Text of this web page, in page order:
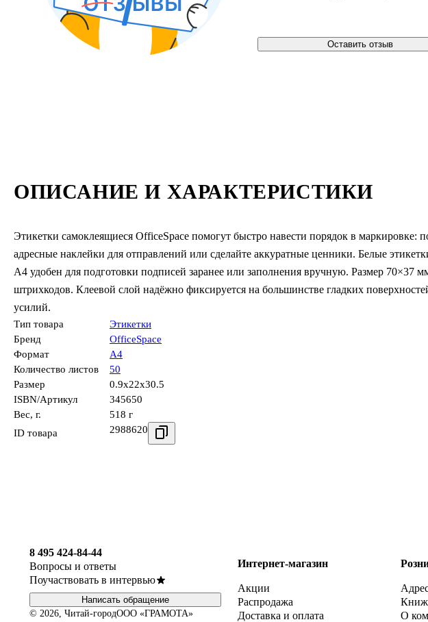
ОПИСАНИЕ И ХАРАКТЕРИСТИКИ
Этикетки самоклеящиеся OfficeSpace помогут быстро навести порядок в
адресные наклейки для отправлений или сделайте аккуратные ценники. Белые
А4 удобен для подготовки подписей заранее или заполнения вручную. Размер 70×37
штрихкодов. Клеевой слой надёжно фиксируется на большинстве гладких
усилий.
Тип товара
Этикетки
Бренд
OfficeSpace
Формат
А4
Количество листов
50
Размер
0.9x22x30.5
ISBN/Артикул
345650
Вес, г.
518 г
ID товара
2988620
Оставить отзыв
8 495 424-84-44
Вопросы и ответы
Поучаствовать в интервью
Написать обращение
© 2026, Читай-городООО «ГРАМОТА»
Интернет-магазин
Акции
Распродажа
Доставка и оплата
О